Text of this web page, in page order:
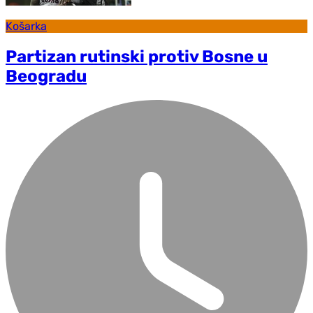
Košarka
Partizan rutinski protiv Bosne u
Beogradu